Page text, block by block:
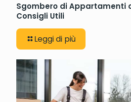
Sgombero di Appartamenti
Consigli Utili
Leggi di più